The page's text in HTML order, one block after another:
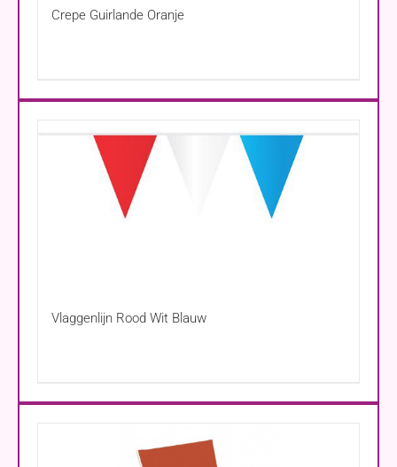
Crepe Guirlande Oranje
Vlaggenlijn Rood Wit Blauw